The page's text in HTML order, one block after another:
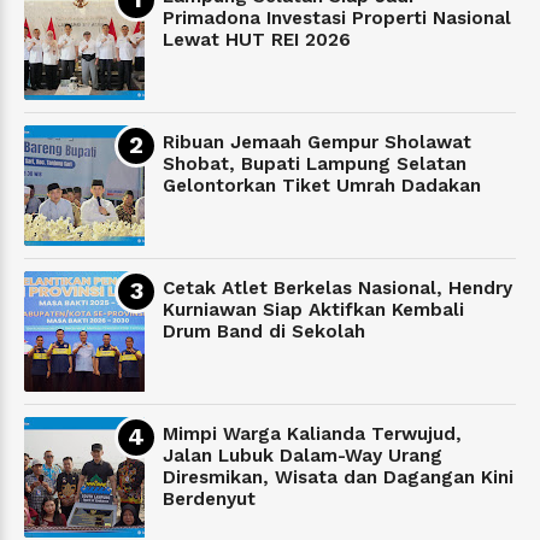
Primadona Investasi Properti Nasional
Lewat HUT REI 2026
Ribuan Jemaah Gempur Sholawat
Shobat, Bupati Lampung Selatan
Gelontorkan Tiket Umrah Dadakan
Cetak Atlet Berkelas Nasional, Hendry
Kurniawan Siap Aktifkan Kembali
Drum Band di Sekolah
Mimpi Warga Kalianda Terwujud,
Jalan Lubuk Dalam-Way Urang
Diresmikan, Wisata dan Dagangan Kini
Berdenyut